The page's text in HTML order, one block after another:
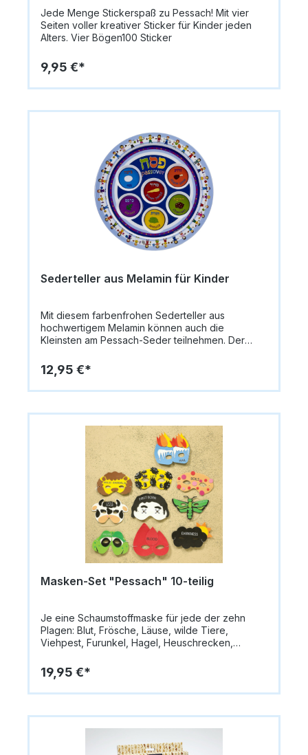
Jede Menge Stickerspaß zu Pessach! Mit vier
Seiten voller kreativer Sticker für Kinder jeden
Alters. Vier Bögen100 Sticker
9,95 €*
Sederteller aus Melamin für Kinder
Mit diesem farbenfrohen Sederteller aus
hochwertigem Melamin können auch die
Kleinsten am Pessach-Seder teilnehmen. Der
überzeugt durch seine stabile, bruchsichere
Verarbeitung. Perfekt für Kinder, die die Tradition
spielerisch erleben möchten und gleichzeitig eine
MelaminFarbe: BuntDurchmesser: 23 cmSchrift:
Englisch/Hebräisch
12,95 €*
Masken-Set "Pessach" 10-teilig
Je eine Schaumstoffmaske für jede der zehn
Plagen: Blut, Frösche, Läuse, wilde Tiere,
Viehpest, Furunkel, Hagel, Heuschrecken,
19,95 €*